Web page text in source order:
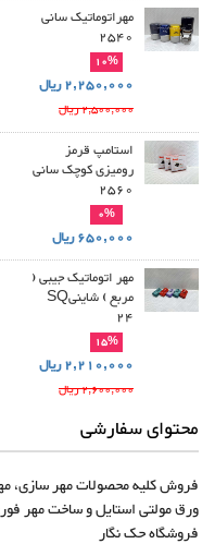
مهراتوماتیک سانی
2540
10%
2,250,000 ریال
2,500,000 ریال
استامپ قرمز
رومیزی کوچک سانی
2560
0%
650,000 ریال
مهر اتوماتیک جیبی (
مربع ) شاینیSQ
24
15%
2,210,000 ریال
2,600,000 ریال
محتوای سفارشی
فروش کلیه محصولات مهر سازی،
ورق مولتی استایل و ساخت مهر
فروشگاه حک نگار